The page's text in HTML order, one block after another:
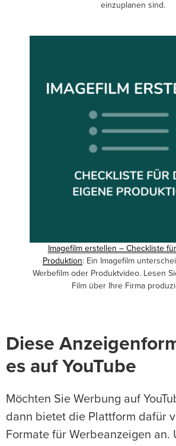
einzuplanen sind.
Imagefilm erstellen – Checkliste
Produktion: Ein Imagefilm
Werbefilm oder Produktvideo. Lesen
Film über Ihre Firma
Diese
es auf YouTube
Möchten Sie Werbung auf
dann bietet die Plattform dafür
Formate für Werbeanzeigen an.